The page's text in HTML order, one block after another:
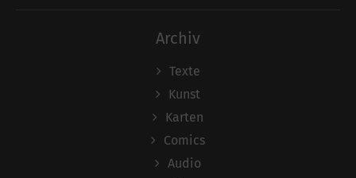
Archiv
Texte
Kunst
Karten
Comics
Audio